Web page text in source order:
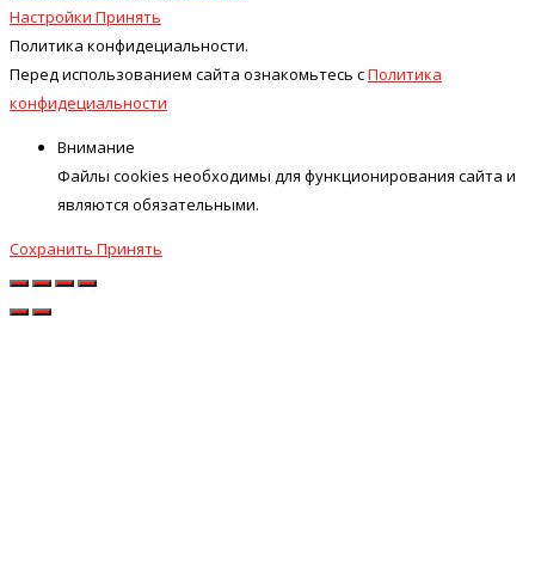
Настройки Принять
Политика конфидециальности.
Перед использованием сайта ознакомьтесь сПолитика
конфидециальности
Внимание
Файлы cookies необходимы для функционирования сайта и
являются обязательными.
Сохранить Принять